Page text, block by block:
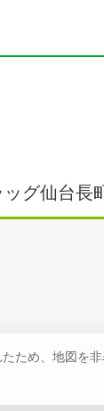
グ仙台長
ため、地図を